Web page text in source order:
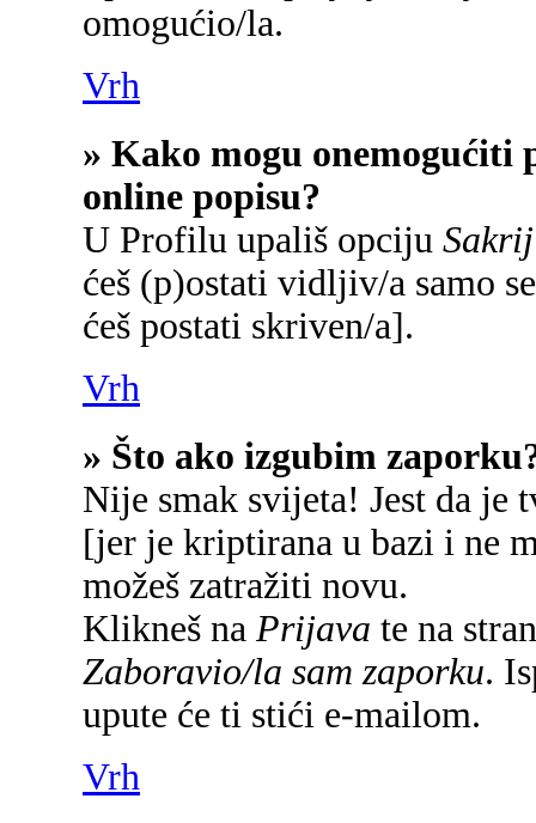
omogućio/la.
Vrh
» Kako mogu onemogućiti
online popisu?
U Profilu upališ opciju
ćeš (p)ostati vidljiv/a samo
ćeš postati skriven/a].
Vrh
» Što ako izgubim
Nije smak svijeta! Jest da je
[jer je kriptirana u bazi i ne
možeš zatražiti novu.
Klikneš na Prijava te na
Zaboravio/la sam zaporku.
upute će ti stići e-mailom.
Vrh